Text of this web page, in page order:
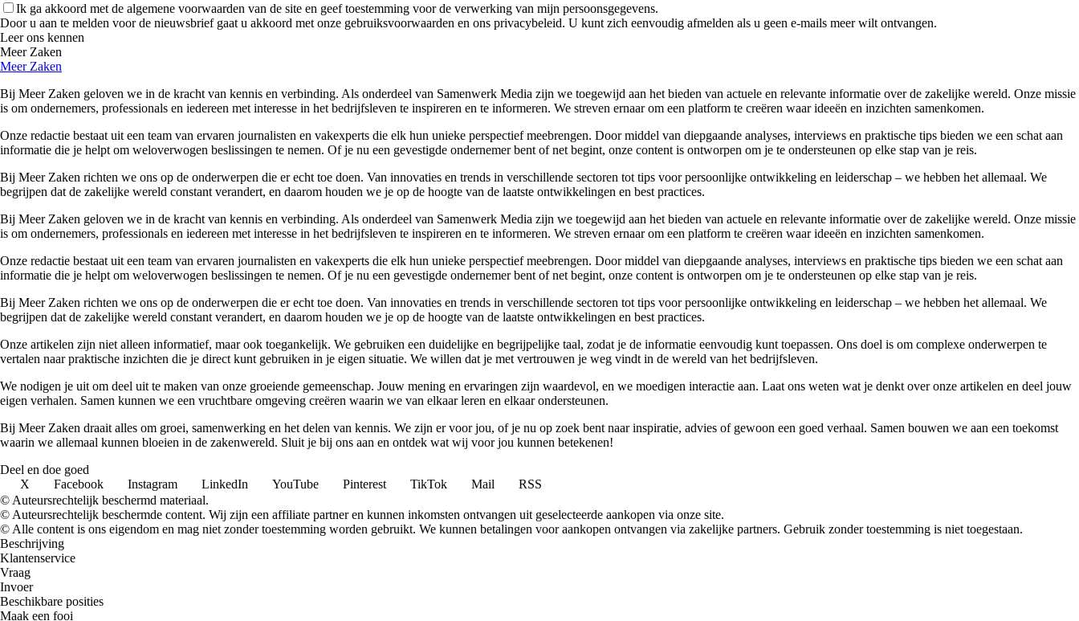
Ik ga akkoord met de algemene voorwaarden van de site en geef toestemming voor de verwerking van mijn persoonsgegevens.
Door u aan te melden voor de nieuwsbrief gaat u akkoord met onze gebruiksvoorwaarden en ons privacybeleid. U kunt zich eenvoudig afmelden als u geen e-mails meer wilt ontvangen.
Leer ons kennen
Meer Zaken
Meer Zaken
Bij Meer Zaken geloven we in de kracht van kennis en verbinding. Als onderdeel van Samenwerk Media zijn we toegewijd aan het bieden van actuele en relevante informatie over de zakelijke wereld. Onze missie
is om ondernemers, professionals en iedereen met interesse in het bedrijfsleven te inspireren en te informeren. We streven ernaar om een platform te creëren waar ideeën en inzichten samenkomen.
Onze redactie bestaat uit een team van ervaren journalisten en vakexperts die elk hun unieke perspectief meebrengen. Door middel van diepgaande analyses, interviews en praktische tips bieden we een schat aan
informatie die je helpt om weloverwogen beslissingen te nemen. Of je nu een gevestigde ondernemer bent of net begint, onze content is ontworpen om je te ondersteunen op elke stap van je reis.
Bij Meer Zaken richten we ons op de onderwerpen die er echt toe doen. Van innovaties en trends in verschillende sectoren tot tips voor persoonlijke ontwikkeling en leiderschap – we hebben het allemaal. We
begrijpen dat de zakelijke wereld constant verandert, en daarom houden we je op de hoogte van de laatste ontwikkelingen en best practices.
Bij Meer Zaken geloven we in de kracht van kennis en verbinding. Als onderdeel van Samenwerk Media zijn we toegewijd aan het bieden van actuele en relevante informatie over de zakelijke wereld. Onze missie
is om ondernemers, professionals en iedereen met interesse in het bedrijfsleven te inspireren en te informeren. We streven ernaar om een platform te creëren waar ideeën en inzichten samenkomen.
Onze redactie bestaat uit een team van ervaren journalisten en vakexperts die elk hun unieke perspectief meebrengen. Door middel van diepgaande analyses, interviews en praktische tips bieden we een schat aan
informatie die je helpt om weloverwogen beslissingen te nemen. Of je nu een gevestigde ondernemer bent of net begint, onze content is ontworpen om je te ondersteunen op elke stap van je reis.
Bij Meer Zaken richten we ons op de onderwerpen die er echt toe doen. Van innovaties en trends in verschillende sectoren tot tips voor persoonlijke ontwikkeling en leiderschap – we hebben het allemaal. We
begrijpen dat de zakelijke wereld constant verandert, en daarom houden we je op de hoogte van de laatste ontwikkelingen en best practices.
Onze artikelen zijn niet alleen informatief, maar ook toegankelijk. We gebruiken een duidelijke en begrijpelijke taal, zodat je de informatie eenvoudig kunt toepassen. Ons doel is om complexe onderwerpen te
vertalen naar praktische inzichten die je direct kunt gebruiken in je eigen situatie. We willen dat je met vertrouwen je weg vindt in de wereld van het bedrijfsleven.
We nodigen je uit om deel uit te maken van onze groeiende gemeenschap. Jouw mening en ervaringen zijn waardevol, en we moedigen interactie aan. Laat ons weten wat je denkt over onze artikelen en deel jouw
eigen verhalen. Samen kunnen we een vruchtbare omgeving creëren waarin we van elkaar leren en elkaar ondersteunen.
Bij Meer Zaken draait alles om groei, samenwerking en het delen van kennis. We zijn er voor jou, of je nu op zoek bent naar inspiratie, advies of gewoon een goed verhaal. Samen bouwen we aan een toekomst
waarin we allemaal kunnen bloeien in de zakenwereld. Sluit je bij ons aan en ontdek wat wij voor jou kunnen betekenen!
Deel en doe goed
X
Facebook Instagram LinkedIn YouTube Pinterest TikTok Mail
RSS
© Auteursrechtelijk beschermd materiaal.
© Auteursrechtelijk beschermde content. Wij zijn een affiliate partner en kunnen inkomsten ontvangen uit geselecteerde aankopen via onze site.
© Alle content is ons eigendom en mag niet zonder toestemming worden gebruikt. We kunnen betalingen voor aankopen ontvangen via zakelijke partners. Gebruik zonder toestemming is niet toegestaan.
Beschrijving
Klantenservice
Vraag
Invoer
Beschikbare posities
Maak een fooi